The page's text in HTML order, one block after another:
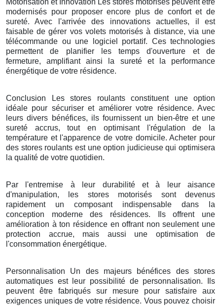
Motorisation et Innovation Les stores motorisés peuvent être
modernisés pour proposer encore plus de confort et de
sureté. Avec l'arrivée des innovations actuelles, il est
faisable de gérer vos volets motorisés à distance, via une
télécommande ou une logiciel portatif. Ces technologies
permettent de planifier les temps d'ouverture et de
fermeture, amplifiant ainsi la sureté et la performance
énergétique de votre résidence.
Conclusion Les stores roulants constituent une option
idéale pour sécuriser et améliorer votre résidence. Avec
leurs divers bénéfices, ils fournissent un bien-être et une
sureté accrus, tout en optimisant l'régulation de la
température et l'apparence de votre domicile. Acheter pour
des stores roulants est une option judicieuse qui optimisera
la qualité de votre quotidien.
Par l'entremise à leur durabilité et à leur aisance
d'manipulation, les stores motorisés sont devenus
rapidement un composant indispensable dans la
conception moderne des résidences. Ils offrent une
amélioration à ton résidence en offrant non seulement une
protection accrue, mais aussi une optimisation de
l'consommation énergétique.
Personnalisation Un des majeurs bénéfices des stores
automatiques est leur possibilité de personnalisation. Ils
peuvent être fabriqués sur mesure pour satisfaire aux
exigences uniques de votre résidence. Vous pouvez choisir